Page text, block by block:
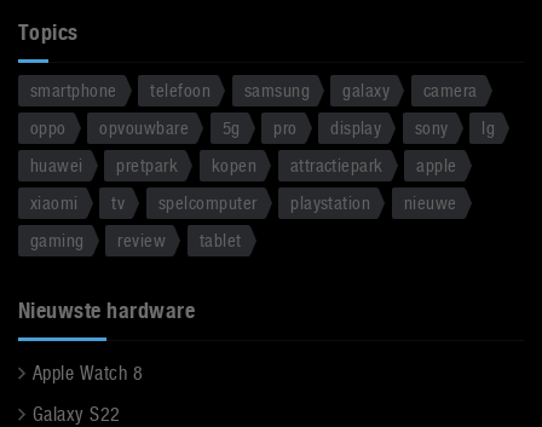
Topics
smartphone telefoon samsung galaxy
camera
oppo
opvouwbare 5g pro display sony
lg
huawei
pretpark kopen attractiepark
apple
xiaomi
tv spelcomputer playstation
nieuwe
gaming
review tablet
Nieuwste hardware
Apple Watch 8
Galaxy S22